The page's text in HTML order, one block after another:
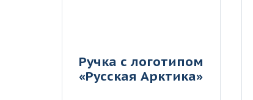
Ручка с логотипом
«Русская Арктика»